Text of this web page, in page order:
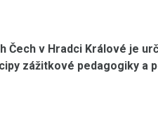
Čech v Hradci Králové je
zážitkové pedagogiky a